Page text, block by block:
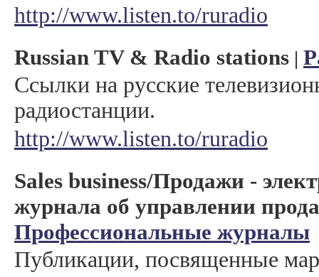
http://www.listen.to/ruradio
Russian TV & Radio stations |
Ссылки на русские
радиостанции.
http://www.listen.to/ruradio
Sales business/Продажи -
журнала об управлении
Профессиональные журналы
Публикации, посвященные